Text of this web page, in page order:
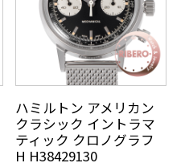
ハミルトン アメリカン
クラシック イントラマ
ティック クロノグラフ
H H38429130